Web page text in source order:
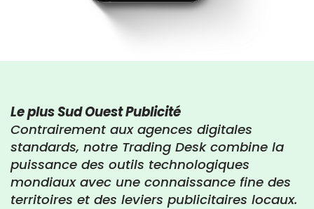
Le plus Sud Ouest Publicité
Contrairement aux agences digitales
standards, notre Trading Desk combine la
puissance des outils technologiques
mondiaux avec une connaissance fine des
territoires et des leviers publicitaires locaux.